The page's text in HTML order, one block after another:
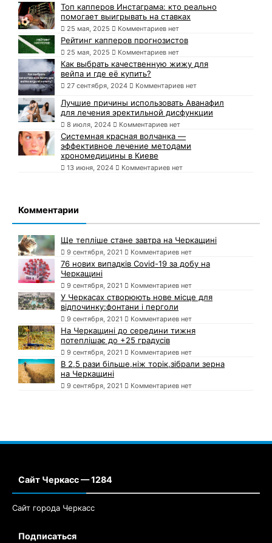
Топ капперов Инстаграма: кто реально
помогает выигрывать на ставках
25 мая, 2025 Комментариев нет
Рейтинг капперов прогнозистов
25 мая, 2025 Комментариев нет
Как выбрать качественную жижу для
вейпа и где её купить?
27 сентября, 2024 Комментариев нет
Лучшие причины использовать Аванафил
для лечения эректильной дисфункции
8 июля, 2024 Комментариев нет
Системная красная волчанка —
эффективное лечение методами
хрономедицины в Киеве
13 июня, 2024 Комментариев нет
Комментарии
Ще тепліше стане завтра на Черкащині
9 сентября, 2021 Комментариев нет
76 нових випадків Covid-19 за добу на
Черкащині
9 сентября, 2021 Комментариев нет
У Черкасах створюють нове місце для
відпочинку:фонтани і перголи
9 сентября, 2021 Комментариев нет
На Черкащині до середини тижня
потеплішає до +25 градусів
9 сентября, 2021 Комментариев нет
В 2,5 рази більше,ніж торік,зібрали зерна
на Черкащині
9 сентября, 2021 Комментариев нет
Сайт Черкасс — 1284
Сайт города Черкасс
Подписаться